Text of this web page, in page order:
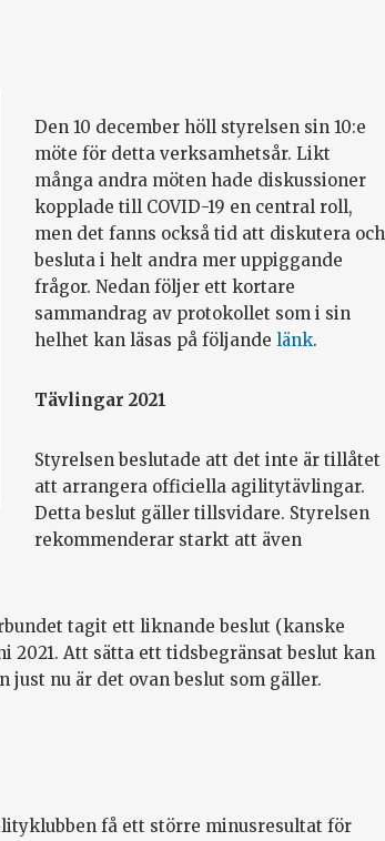
Den 10 december höll styrelsen sin 10:e
möte för detta verksamhetsår. Likt
många andra möten hade diskussioner
kopplade till COVID-19 en central roll,
men det fanns också tid att diskutera och
besluta i helt andra mer uppiggande
frågor. Nedan följer ett kortare
sammandrag av protokollet som i sin
helhet kan läsas på följande länk.
Tävlingar 2021
Styrelsen beslutade att det inte är tillåtet
att arrangera officiella agilitytävlingar.
Detta beslut gäller tillsvidare. Styrelsen
rekommenderar starkt att även
tagit ett liknande beslut (kanske
2021. Att sätta ett tidsbegränsat beslut kan
nu är det ovan beslut som gäller.
få ett större minusresultat för